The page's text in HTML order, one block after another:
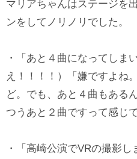
マリアちゃんはステージを
ンをしてノリノリでした。
・「あと４曲になってしま
え！！！！）「嫌ですよね
ど。でも、あと４曲もある
つうあと２曲ですって感じで
・「高崎公演でVRの撮影